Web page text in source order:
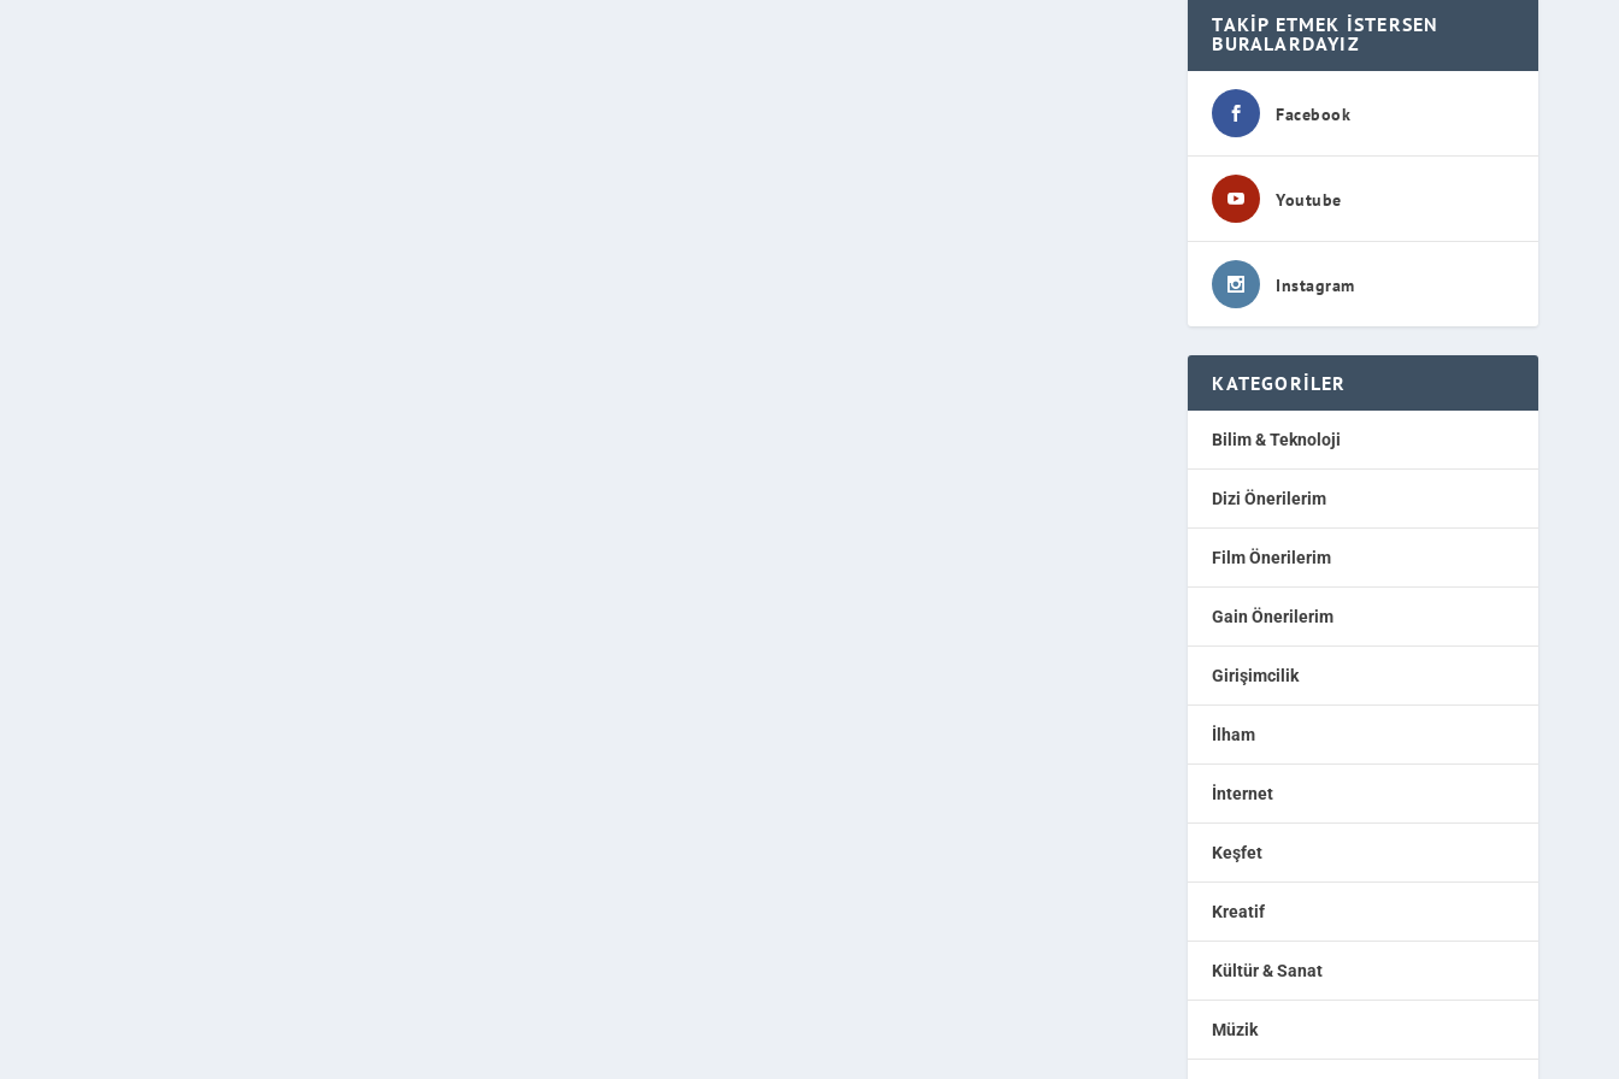
TAKIP ETMEK İSTERSEN
BURALARDAYIZ
Facebook
Youtube
Instagram
KATEGORILER
Bilim & Teknoloji
Dizi Önerilerim
Film Önerilerim
Gain Önerilerim
Girişimcilik
İlham
İnternet
Keşfet
Kreatif
Kültür & Sanat
Müzik